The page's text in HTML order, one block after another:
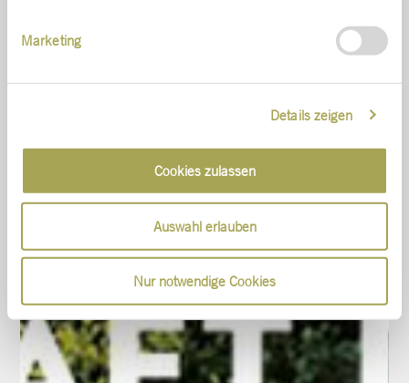
Marketing
Details zeigen
Cookies zulassen
Auswahl erlauben
Nur notwendige Cookies